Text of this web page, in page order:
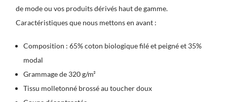
de mode ou vos produits dérivés haut de gamme.
Caractéristiques que nous mettons en avant :
Composition : 65% coton biologique filé et peigné et 35%
modal
Grammage de 320 g/m²
Tissu molletonné brossé au toucher doux